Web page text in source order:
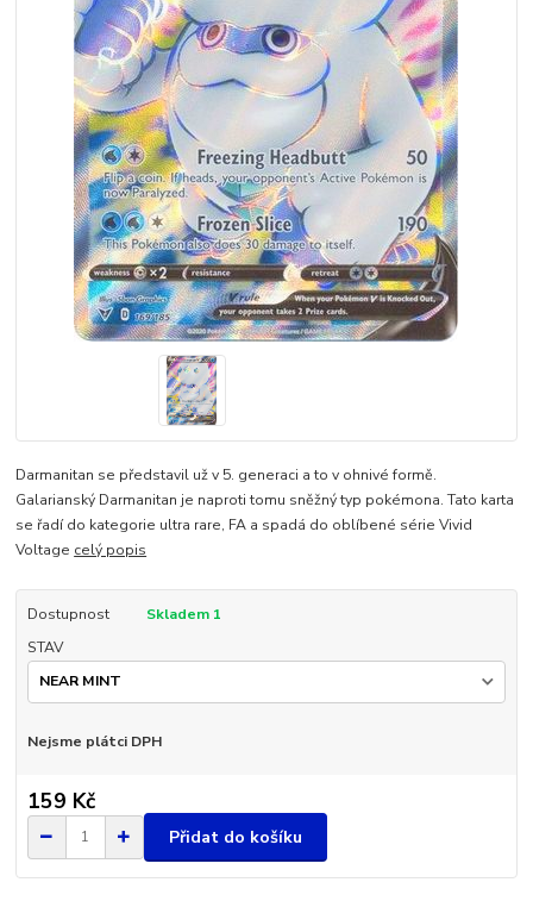
Darmanitan se představil už v 5. generaci a to v ohnivé formě.
Galarianský Darmanitan je naproti tomu sněžný typ pokémona. Tato karta
se řadí do kategorie ultra rare, FA a spadá do oblíbené série Vivid
Voltage celý popis
Dostupnost
Skladem 1
STAV
Nejsme plátci DPH
159 Kč
Přidat do košíku